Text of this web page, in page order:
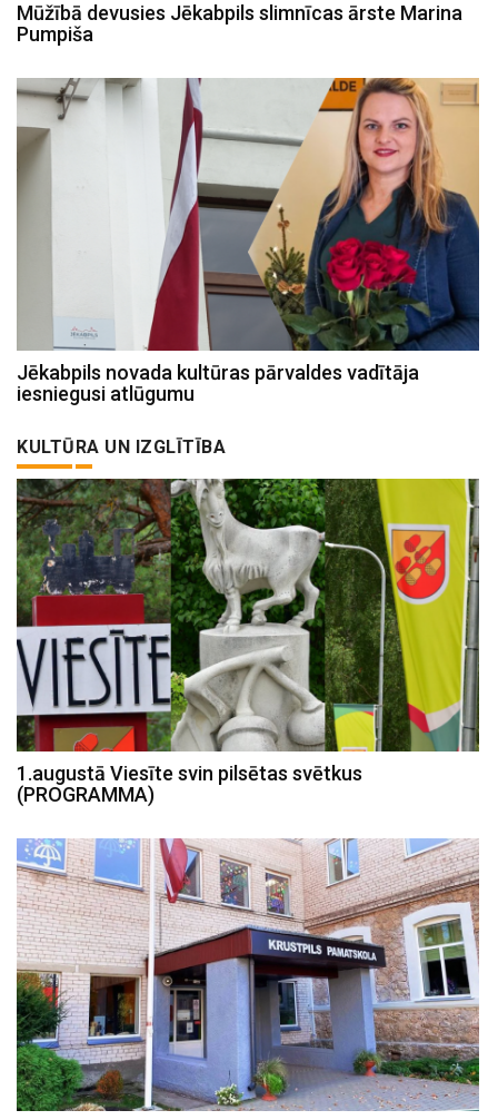
Mūžībā devusies Jēkabpils slimnīcas ārste Marina
Pumpiša
Jēkabpils novada kultūras pārvaldes vadītāja
iesniegusi atlūgumu
KULTŪRA UN IZGLĪTĪBA
1.augustā Viesīte svin pilsētas svētkus
(PROGRAMMA)